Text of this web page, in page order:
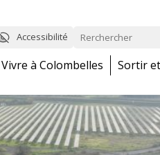
Accessibilité
Vivre à Colombelles Sortir